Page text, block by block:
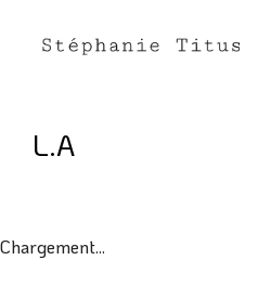
L.A
Chargement...